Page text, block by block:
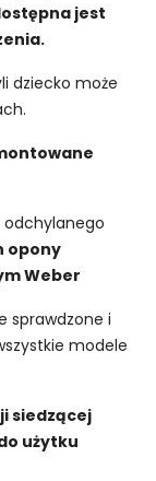
jest
dziecko może
opony
Weber
sprawdzone i
modele
siedzącej
użytku